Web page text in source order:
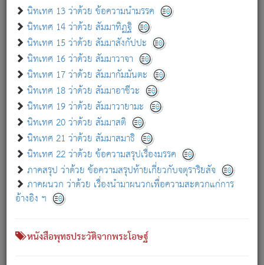
นิทเทศ 13 ว่าด้วย ข้อความนำมรรค
นิทเทศ 14 ว่าด้วย สัมมาทิฏฐิ
นิทเทศ 15 ว่าด้วย สัมมาสังกัปปะ
นิทเทศ 16 ว่าด้วย สัมมาวาจา
นิทเทศ 17 ว่าด้วย สัมมากัมมันตะ
นิทเทศ 18 ว่าด้วย สัมมาอาชีวะ
นิทเทศ 19 ว่าด้วย สัมมาวายามะ
นิทเทศ 20 ว่าด้วย สัมมาสติ
นิทเทศ 21 ว่าด้วย สัมมาสมาธิ
นิทเทศ 22 ว่าด้วย ข้อความสรุปเรื่องมรรค
ภาคสรุป ว่าด้วย ข้อความสรุปท้ายเกี่ยวกับจตุราริยสัจ
ภาคผนวก ว่าด้วย เรื่องนำมาผนวกเพื่อความสะดวกแก่การ
อ้างอิง ฯ
หนังสือพุทธประวัติจากพระโอษฐ์
เกี่ยวกับธรรมโฆษณ์ออนไลน์ (Disclaimer)
แม้ระบบ "ธรรมโฆษณ์ออนไลน์" พยายามปรับปรุงข้อมูลให้ถูกต้องมากที่สุด
ผู้ศึกษาก็พึงตรวจสอบกับตัวเล่มหนังสือต้นฉบับ ที่มีการพิมพ์ครั้งล่าสุด
ก่อนนำข้อมูลไปใช้ในการอ้างอิง"
เกี่ยวกับอัตถจารี|เกี่ยวกับการพัฒนา|แจ้งข้อผิดพลาด / แนะนำ
หนังสือที่เกี่ยวข้อง